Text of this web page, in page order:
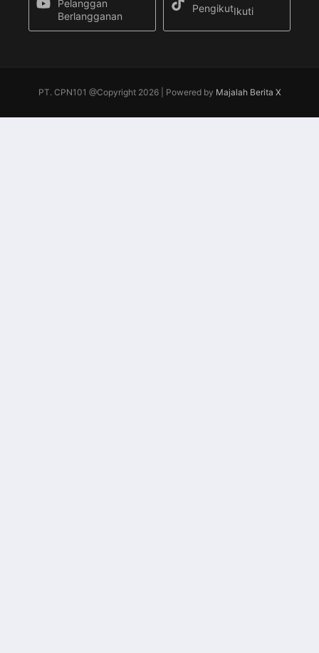
Pelanggan
Berlangganan
PengikutIkuti
PT. CPN101 @Copyright 2026 | Powered by Majalah Berita X